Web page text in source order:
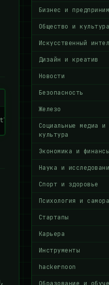
Бизнес и
Общество и культура
Искусственный
Дизайн и креатив
Новости
Безопасность
Железо
Социальные медиа и
культура
Экономика и финансы
Наука и
Спорт и здоровье
Психология и
Стартапы
Карьера
Инструменты
hackernoon